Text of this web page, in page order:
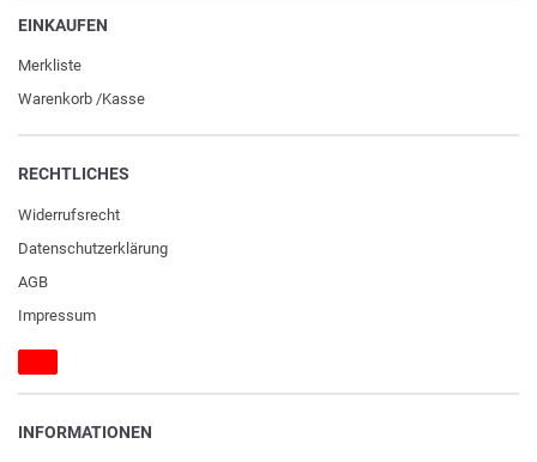
EINKAUFEN
Merkliste
Warenkorb /Kasse
RECHTLICHES
Widerrufs­recht
Daten­schutz­erklärung
AGB
Impressum
INFORMATIONEN